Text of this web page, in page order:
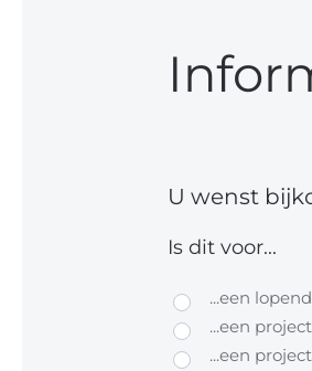
U wenst
Is dit voor...
...een
...een
...een